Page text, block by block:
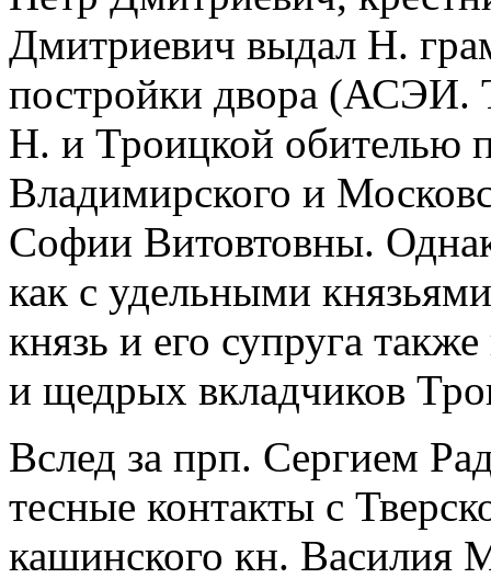
Дмитриевич выдал Н.
постройки двора
Н. и Троицкой обителью
Владимирского и
Софии Витовтовны.
как с удельными
князь и его супруга
и щедрых вкладчиков
Вслед за прп. Сергием
тесные контакты с
кашинского кн. Василия